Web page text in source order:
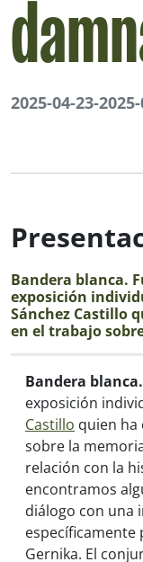
2025-04-23-
Bandera blanca.
exposición
Sánchez Castillo
en el trabajo
Bandera
exposición
Castillo quien ha
sobre la
relación con la
encontramos
diálogo con una
específicamente
Gernika. El